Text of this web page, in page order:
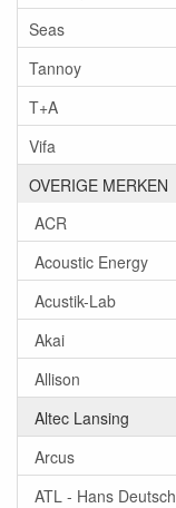
Seas
Tannoy
T+A
Vifa
OVERIGE MERKEN
ACR
Acoustic Energy
Acustik-Lab
Akai
Allison
Altec Lansing
Arcus
ATL - Hans Deutsch